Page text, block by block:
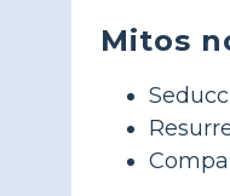
Mitos